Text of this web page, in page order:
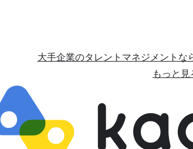
大手企業のタレントマネジメントな
もっと見